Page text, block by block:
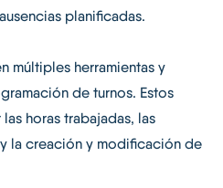
planificadas.
múltiples herramientas y
de turnos. Estos
horas trabajadas, las
la creación y modificación de